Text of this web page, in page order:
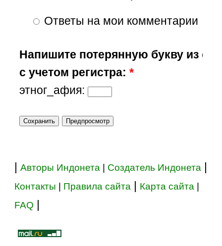
Ответы на мои комментарии
Напишите потерянную букву из
с учетом регистра:*
этног_афия:
|Авторы Индонета Создатель Индонета
Контакты Правила сайта Карта сайта
FAQ